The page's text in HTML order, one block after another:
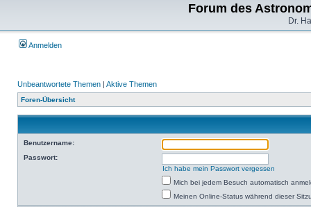
Forum des
Dr.
Anmelden
Unbeantwortete Themen | Aktive Themen
Foren-Übersicht
Benutzername:
Passwort:
Ich habe mein Passwort vergessen
Mich bei jedem Besuch automatisch
Meinen Online-Status während dieser